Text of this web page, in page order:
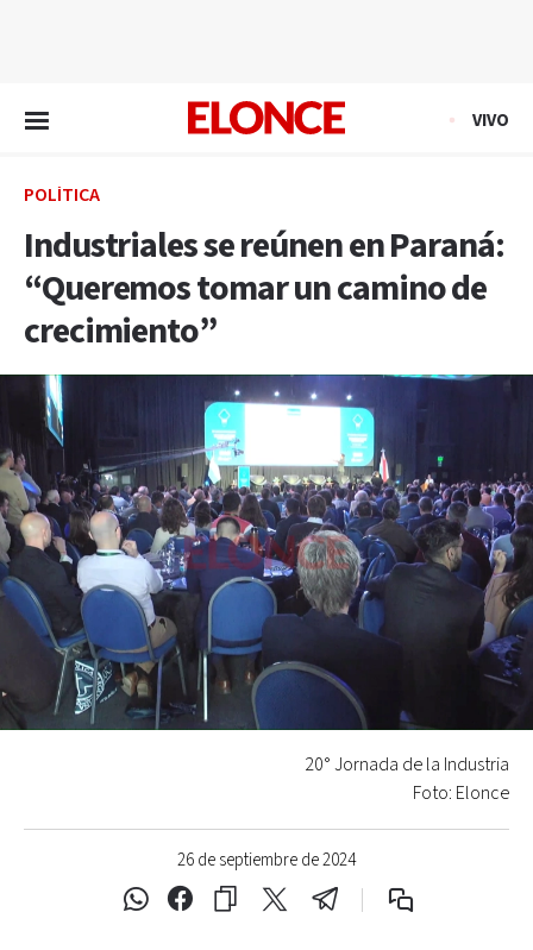
VIVO
POLÍTICA
Industriales se reúnen en Paraná:
“Queremos tomar un camino de
crecimiento”
26 de septiembre de 2024
20° Jornada de la Industria
Foto: Elonce